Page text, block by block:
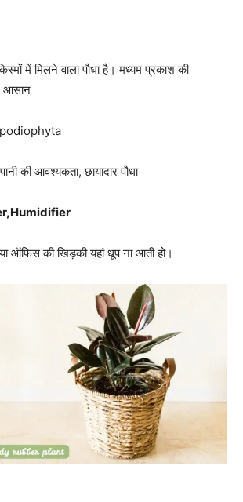
में मिलने वाला पौधा है। मध्यम प्रकाश की
आसान
की आवश्यकता, छायादार पौधा
ऑफिस की खिड़की यहां धूप ना आती हो।